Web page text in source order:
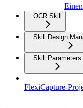
OCR Skill
Skill Design
Skill Parameters
FlexiCapture-